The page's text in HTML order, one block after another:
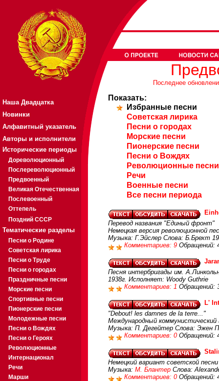
Наша Двадцатка
Новинки
Алфавитный указатель
Авторы и исполнители
Исторические периоды
Дореволюционный
Послереволюционный
Предвоенный
Великая Отечественная
Послевоенный
Оттепель
Поздний СССР
Тематические разделы
Песни о Родине
Советская лирика
Песни о Труде
Песни о городах
Праздничные песни
Морские песни
Спортивные песни
Пионерские песни
Молодежные песни
Песни о Вождях
Песни о Героях
Революционные
Интернационал
Речи
Марши
Последнее
Показать:
Избранные песни
Советская лирика
Песни о городах
Морские песни
Пионерские песни
Песни о Вождях
Революционные песни
Речи
Военные песни
Все песни периода
Перевод названия "Единый фронт"
Немецкая версия революционной
Музыка: Г.Эйслер Слова: Б.Брехт
Комментариев: 9 Обращений:
Песня интербригады им.
1938г. Исполняет: Woody Guthrie
Комментариев: 1 Обращений:
L'
"Debout! les damnes de la terre..."
Международный коммунистический
Музыка: П. Дегейтер Слова: Эжен
Комментариев: 0 Обращений:
Немецкий вариант советской
Музыка: М. Блантер Слова:
Комментариев: 0 Обращений: